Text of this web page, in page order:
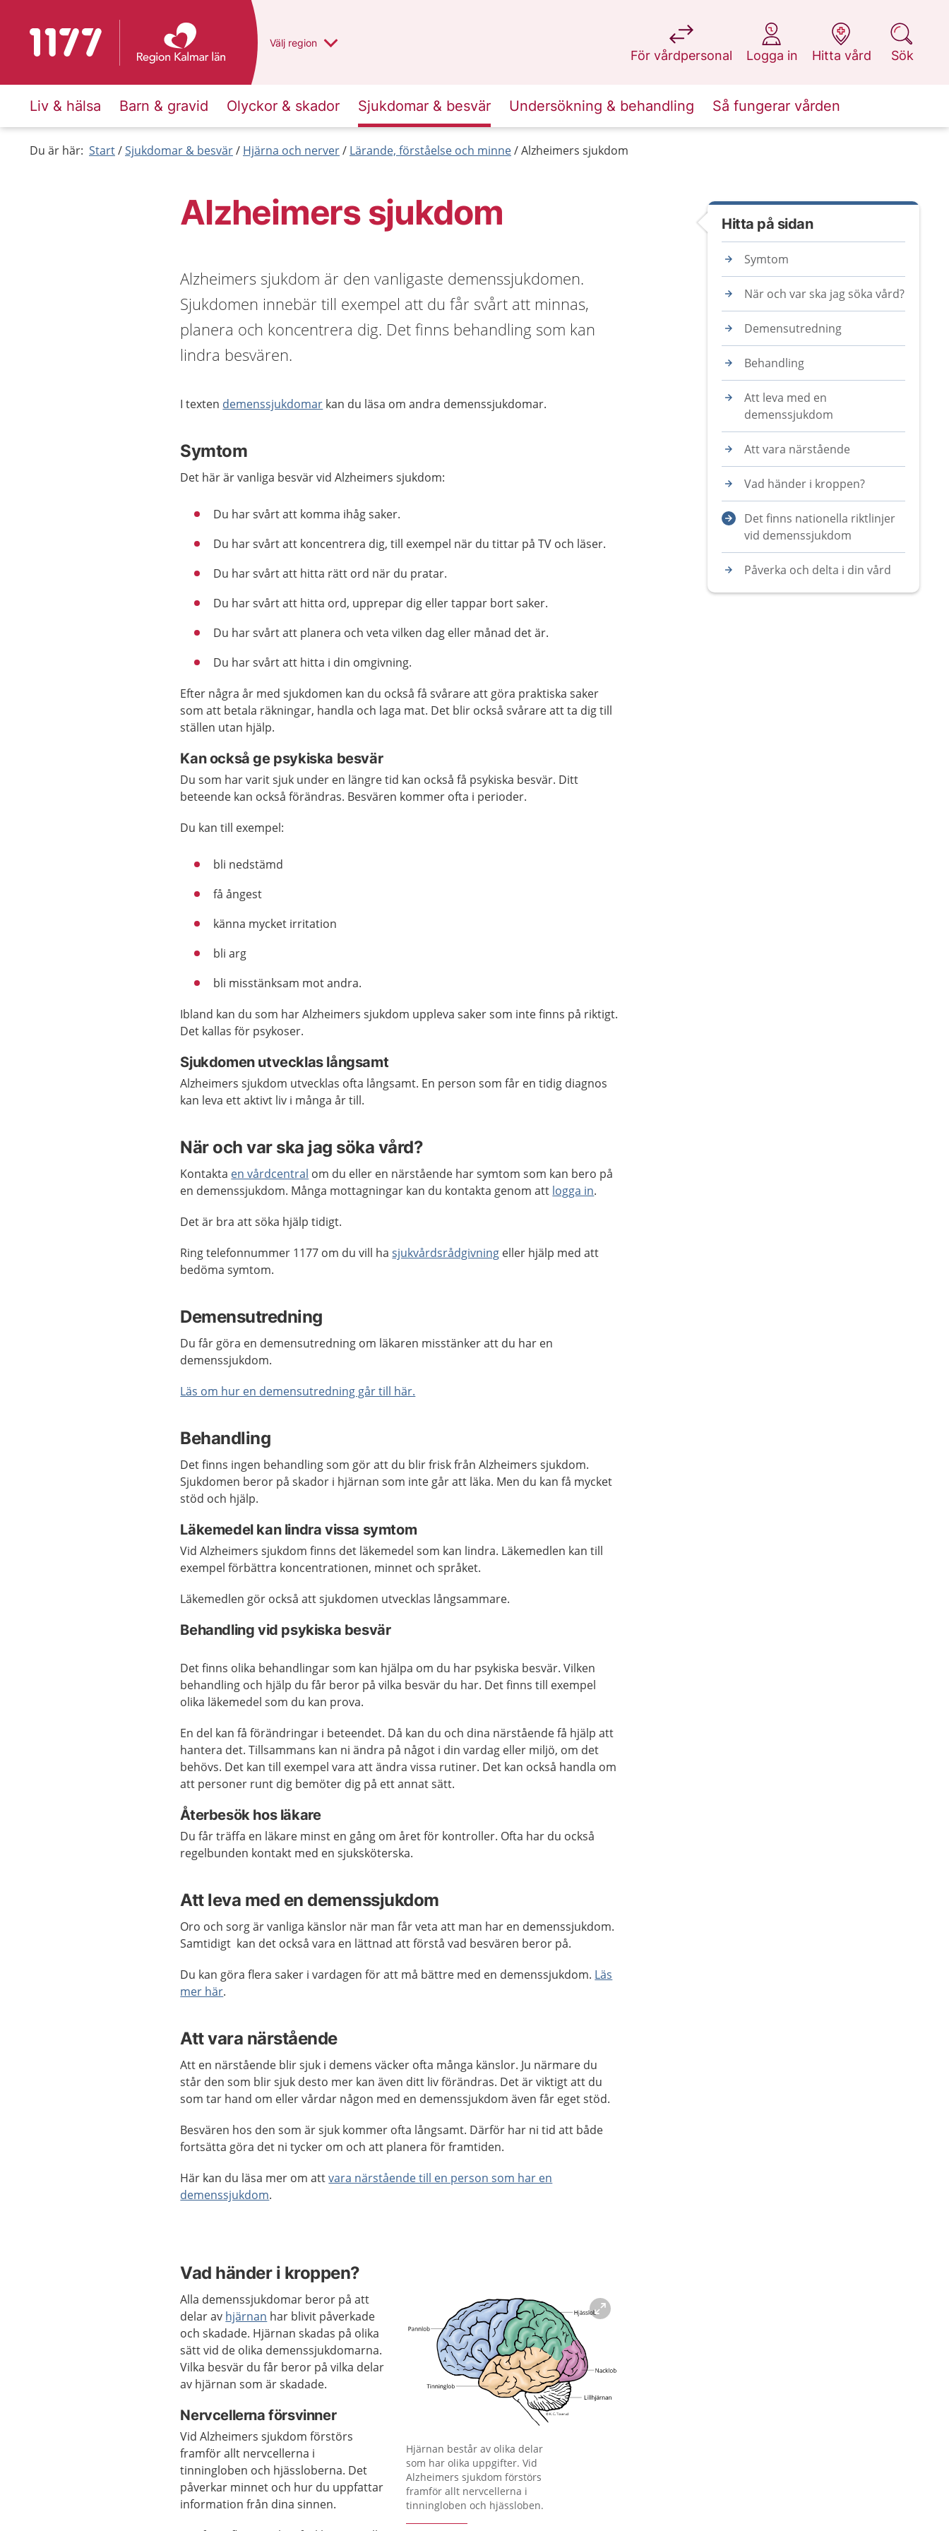
Till startsidan för 1177 Du har valt region
Välj en annan
region
För vårdpersonal
på 1177.se
Logga in
på 1177.se
Hitta vård
på 1177.se
Sök
på 1177.se
Liv & hälsa Barn & gravid Olyckor & skador Sjukdomar & besvär Undersökning & behandling Så fungerar vården
Du är här: Start Sjukdomar & besvär Hjärna och nerver Lärande, förståelse och minne Alzheimers sjukdom
Alzheimers sjukdom
Alzheimers sjukdom är den vanligaste demenssjukdomen.
Sjukdomen innebär till exempel att du får svårt att minnas,
planera och koncentrera dig. Det finns behandling som kan
lindra besvären.
I texten demenssjukdomar kan du läsa om andra demenssjukdomar.
Symtom
Det här är vanliga besvär vid Alzheimers sjukdom:
Du har svårt att komma ihåg saker.
Du har svårt att koncentrera dig, till exempel när du tittar på TV och läser.
Du har svårt att hitta rätt ord när du pratar.
Du har svårt att hitta ord, upprepar dig eller tappar bort saker.
Du har svårt att planera och veta vilken dag eller månad det är.
Du har svårt att hitta i din omgivning.
Efter några år med sjukdomen kan du också få svårare att göra praktiska saker
som att betala räkningar, handla och laga mat. Det blir också svårare att ta dig till
ställen utan hjälp.
Kan också ge psykiska besvär
Du som har varit sjuk under en längre tid kan också få psykiska besvär. Ditt
beteende kan också förändras. Besvären kommer ofta i perioder.
Du kan till exempel:
bli nedstämd
få ångest
känna mycket irritation
bli arg
bli misstänksam mot andra.
Ibland kan du som har Alzheimers sjukdom uppleva saker som inte finns på riktigt.
Det kallas för psykoser.
Sjukdomen utvecklas långsamt
Alzheimers sjukdom utvecklas ofta långsamt. En person som får en tidig diagnos
kan leva ett aktivt liv i många år till.
När och var ska jag söka vård?
Kontakta en vårdcentral om du eller en närstående har symtom som kan bero på
en demenssjukdom. Många mottagningar kan du kontakta genom att logga in.
Det är bra att söka hjälp tidigt.
Ring telefonnummer 1177 om du vill hasjukvårdsrådgivning eller hjälp med att
bedöma symtom.
Demensutredning
Du får göra en demensutredning om läkaren misstänker att du har en
demenssjukdom.
Läs om hur en demensutredning går till här.
Behandling
Det finns ingen behandling som gör att du blir frisk från Alzheimers sjukdom.
Sjukdomen beror på skador i hjärnan som inte går att läka. Men du kan få mycket
stöd och hjälp.
Läkemedel kan lindra vissa symtom
Vid Alzheimers sjukdom finns det läkemedel som kan lindra. Läkemedlen kan till
exempel förbättra koncentrationen, minnet och språket.
Läkemedlen gör också att sjukdomen utvecklas långsammare.
Behandling vid psykiska besvär
Det finns olika behandlingar som kan hjälpa om du har psykiska besvär. Vilken
behandling och hjälp du får beror på vilka besvär du har. Det finns till exempel
olika läkemedel som du kan prova.
En del kan få förändringar i beteendet. Då kan du och dina närstående få hjälp att
hantera det. Tillsammans kan ni ändra på något i din vardag eller miljö, om det
behövs. Det kan till exempel vara att ändra vissa rutiner. Det kan också handla om
att personer runt dig bemöter dig på ett annat sätt.
Återbesök hos läkare
Du får träffa en läkare minst en gång om året för kontroller. Ofta har du också
regelbunden kontakt med en sjuksköterska.
Att leva med en demenssjukdom
Oro och sorg är vanliga känslor när man får veta att man har en demenssjukdom.
Samtidigt kan det också vara en lättnad att förstå vad besvären beror på.
Du kan göra flera saker i vardagen för att må bättre med en demenssjukdom. Läs
mer här.
Att vara närstående
Att en närstående blir sjuk i demens väcker ofta många känslor. Ju närmare du
står den som blir sjuk desto mer kan även ditt liv förändras. Det är viktigt att du
som tar hand om eller vårdar någon med en demenssjukdom även får eget stöd.
Besvären hos den som är sjuk kommer ofta långsamt. Därför har ni tid att både
fortsätta göra det ni tycker om och att planera för framtiden.
Här kan du läsa mer om attvara närstående till en person som har en
demenssjukdom.
Vad händer i kroppen?
Förstora bilden
Hjärnan består av olika delar
som har olika uppgifter. Vid
Alzheimers sjukdom förstörs
framför allt nervcellerna i
tinningloben och hjässloben.
Alla demenssjukdomar beror på att
delar av hjärnan har blivit påverkade
och skadade. Hjärnan skadas på olika
sätt vid de olika demenssjukdomarna.
Vilka besvär du får beror på vilka delar
av hjärnan som är skadade.
Nervcellerna försvinner
Vid Alzheimers sjukdom förstörs
framför allt nervcellerna i
tinningloben och hjässloberna. Det
påverkar minnet och hur du uppfattar
information från dina sinnen.
Hitta på sidan
Symtom
När och var ska jag söka vård?
Demensutredning
Behandling
Att leva med en
demenssjukdom
Att vara närstående
Vad händer i kroppen?
Det finns nationella riktlinjer
vid demenssjukdom
Påverka och delta i din vård